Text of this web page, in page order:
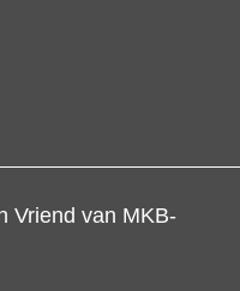
Vriend van MKB-